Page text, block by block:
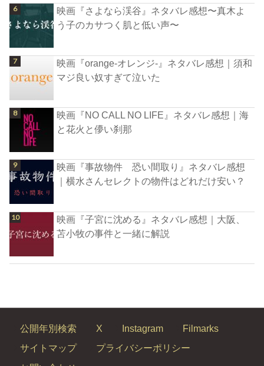
映画『さよなら渓谷』ネタバレ感想〜真木よ
う子のカサつく肌と低い声〜
映画『orange-オレンジ-』ネタバレ感想｜須和
マジ良い奴すぎて泣いた
映画『NO CALL NO LIFE』ネタバレ感想｜海
と花火と儚い刹那
映画『事故物件 恐い間取り』ネタバレ感想
｜横水さんセレクトの物件はどれだけ安い？
映画『子宮に沈める』ネタバレ感想｜大阪、
苫小牧の事件と一緒に解説
公開年別検索 X Instagram
Filmarks
サイトマップ
プライバシーポリシー